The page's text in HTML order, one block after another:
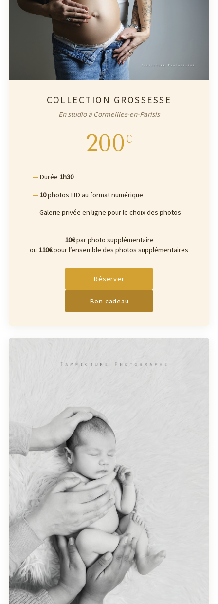
COLLECTION GROSSESSE
En studio à Cormeilles-en-Parisis
200€
Durée 1h30
10photos HD au format numérique
Galerie privée en ligne pour le choix des photos
10€par photo supplémentaire
ou 110€pour l’ensemble des photos supplémentaires
Réserver
Bon cadeau